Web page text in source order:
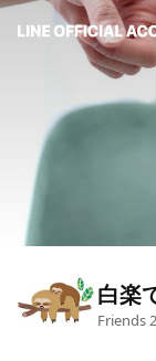
白楽
Friends